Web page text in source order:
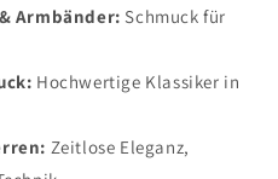
Armbänder: Schmuck für
Hochwertige Klassiker in
Zeitlose Eleganz,